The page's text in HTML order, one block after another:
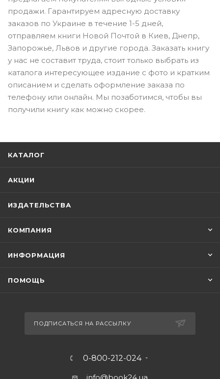
продажи. Гарантируем адресную доставку
заказов по Украине в течение 1-5 дней,
отправляем книги Новой Почтой в Киев, Днепр,
Запорожье, Львов и другие города. Заказать книгу
у нас не составит труда, стоит только выбрать из
каталога интересующее издание с фото и кратким
описанием и сделать оформление заказа по
телефону или онлайн. Мы позаботимся, чтобы вы
получили книгу как можно скорее.
КАТАЛОГ
АКЦИИ
ИЗДАТЕЛЬСТВА
КОМПАНИЯ
ИНФОРМАЦИЯ
ПОМОЩЬ
ПОДПИСАТЬСЯ НА РАССЫЛКУ
0-800-212-024